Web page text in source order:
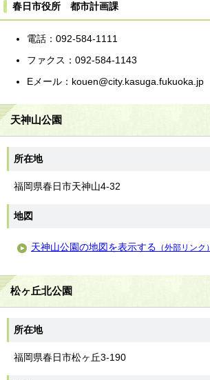
春日市役所 都市計画課
電話：092-584-1111
ファクス：092-584-1143
Eメール：kouen@city.kasuga.fukuoka.jp
天神山公園
所在地
福岡県春日市天神山4-32
地図
天神山公園の地図を表示する （外部リンク）
松ヶ丘北公園
所在地
福岡県春日市松ヶ丘3-190